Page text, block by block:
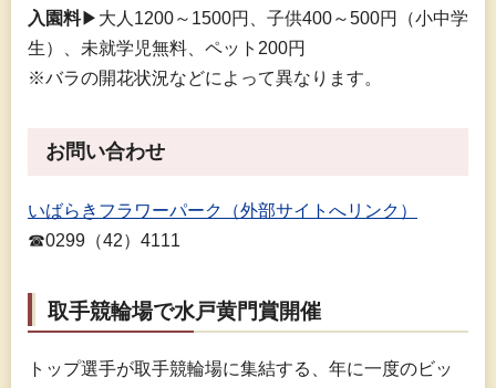
入園料▶大人1200～1500円、子供400～500円（小中学
生）、未就学児無料、ペット200円
※バラの開花状況などによって異なります。
お問い合わせ
いばらきフラワーパーク（外部サイトへリンク）
☎0299（42）4111
取手競輪場で水戸黄門賞開催
トップ選手が取手競輪場に集結する、年に一度のビッ